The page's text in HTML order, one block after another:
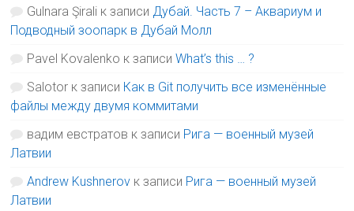
Gulnara Şirali к записи Дубай. Часть 7 – Аквариум и
Подводный зоопарк в Дубай Молл
Pavel Kovalenko к записиWhat’s this … ?
Salotor к записи Как в Git получить все изменённые
файлы между двумя коммитами
вадим евстратов к записи Рига — военный музей
Латвии
Andrew Kushnerov к записи Рига — военный музей
Латвии